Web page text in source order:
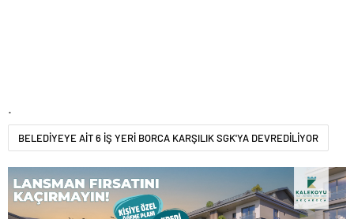
BELEDİYEYE AİT 6 İŞ YERİ BORCA KARŞILIK SGK'YA DEVREDİLİYOR